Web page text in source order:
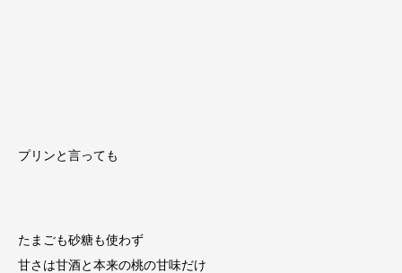
プリンと言っても
たまごも砂糖も使わず
甘さは甘酒と本来の桃の甘味だけ